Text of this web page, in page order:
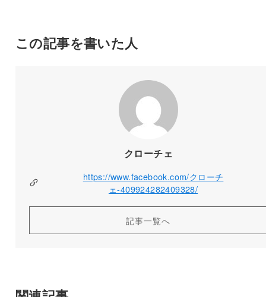
この記事を書いた人
クローチェ
https://www.facebook.com/クローチ
ェ-409924282409328/
記事一覧へ